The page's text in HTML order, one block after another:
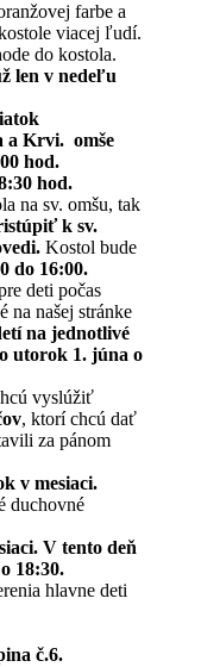
farbe a
viacej ľudí.
do kostola.
len v nedeľu
a Krvi. omše
hod.
hod.
na sv. omšu, tak
k sv.
Kostol bude
do 16:00.
deti počas
na našej stránke
na jednotlivé
utorok 1. júna o
vyslúžiť
, ktorí chcú dať
za pánom
v mesiaci.
duchovné
V tento deň
18:30.
hlavne deti
č.6.